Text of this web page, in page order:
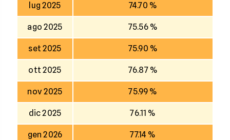
lug 2025 74.70 %
ago 2025 75.56 %
set 2025 75.90 %
ott 2025 76.87 %
nov 2025 75.99 %
dic 2025 76.11 %
gen 2026 77.14 %